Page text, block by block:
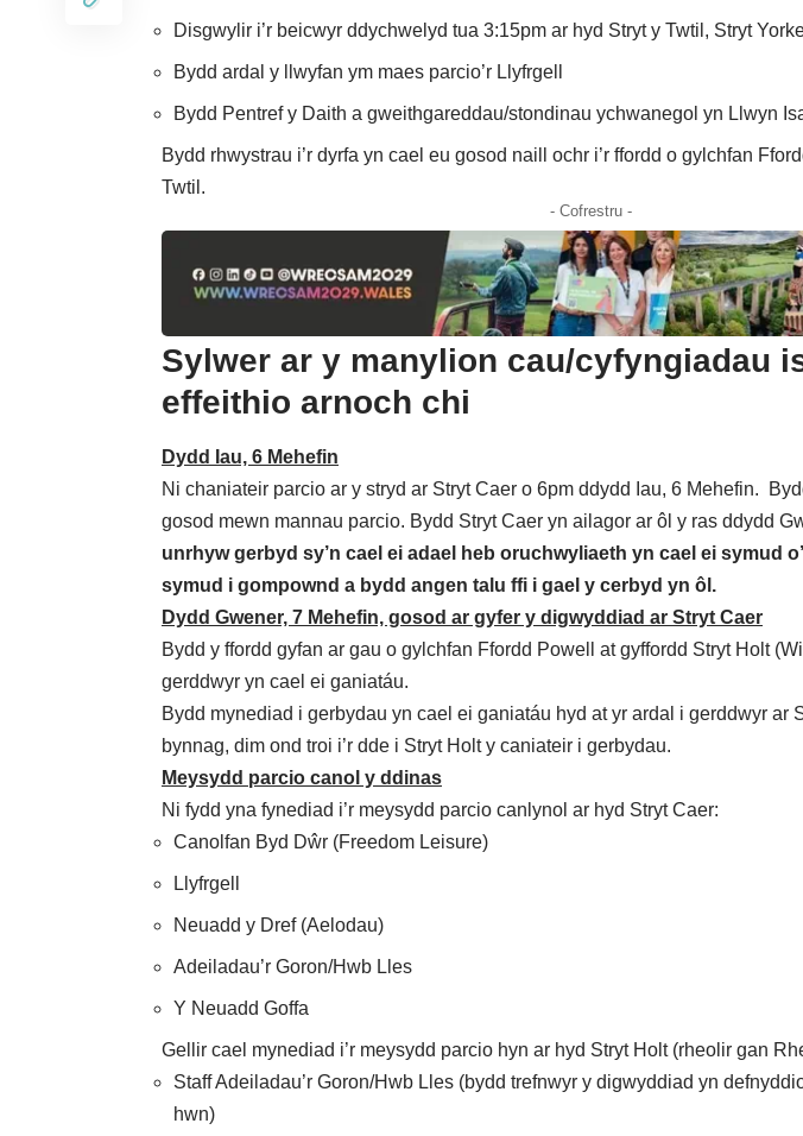
Disgwylir i’r beicwyr ddychwelyd tua 3:15pm ar hyd Stryt y Twtil, Stryt
Bydd ardal y llwyfan ym maes parcio’r Llyfrgell
Bydd Pentref y Daith a gweithgareddau/stondinau ychwanegol yn Llwyn
Bydd rhwystrau i’r dyrfa yn cael eu gosod naill ochr i’r ffordd o gylchfan
Twtil.
- Cofrestru -
Sylwer ar y manylion cau/cyfyngiadau
effeithio arnoch chi
Dydd Iau, 6 Mehefin
Ni chaniateir parcio ar y stryd ar Stryt Caer o 6pm ddydd Iau, 6 Mehefin.
gosod mewn mannau parcio. Bydd Stryt Caer yn ailagor ar ôl y ras ddydd
unrhyw gerbyd sy’n cael ei adael heb oruchwyliaeth yn cael ei symud
symud i gompownd a bydd angen talu ffi i gael y cerbyd yn ôl.
Dydd Gwener, 7 Mehefin, gosod ar gyfer y digwyddiad ar Stryt Caer
Bydd y ffordd gyfan ar gau o gylchfan Ffordd Powell at gyffordd Stryt Holt
gerddwyr yn cael ei ganiatáu.
Bydd mynediad i gerbydau yn cael ei ganiatáu hyd at yr ardal i gerddwyr ar
bynnag, dim ond troi i’r dde i Stryt Holt y caniateir i gerbydau.
Meysydd parcio canol y ddinas
Ni fydd yna fynediad i’r meysydd parcio canlynol ar hyd Stryt Caer:
Canolfan Byd Dŵr (Freedom Leisure)
Llyfrgell
Neuadd y Dref (Aelodau)
Adeiladau’r Goron/Hwb Lles
Y Neuadd Goffa
Gellir cael mynediad i’r meysydd parcio hyn ar hyd Stryt Holt (rheolir gan
Staff Adeiladau’r Goron/Hwb Lles (bydd trefnwyr y digwyddiad yn
hwn)